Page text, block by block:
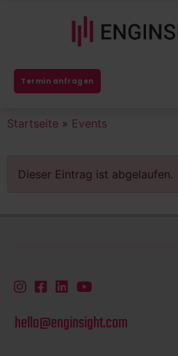
Termin anfragen
Startseite » Events
Dieser Eintrag ist abgelaufen.
hello@enginsight.com